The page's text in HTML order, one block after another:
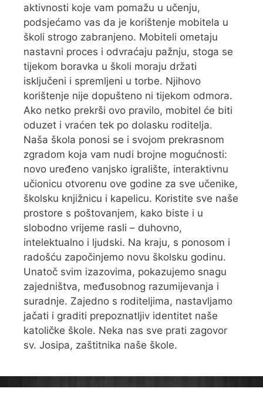
aktivnosti koje vam pomažu u učenju,
podsjećamo vas da je korištenje mobitela u
školi strogo zabranjeno. Mobiteli ometaju
nastavni proces i odvraćaju pažnju, stoga se
tijekom boravka u školi moraju držati
isključeni i spremljeni u torbe. Njihovo
korištenje nije dopušteno ni tijekom odmora.
Ako netko prekrši ovo pravilo, mobitel će biti
oduzet i vraćen tek po dolasku roditelja.
Naša škola ponosi se i svojom prekrasnom
zgradom koja vam nudi brojne mogućnosti:
novo uređeno vanjsko igralište, interaktivnu
učionicu otvorenu ove godine za sve učenike,
školsku knjižnicu i kapelicu. Koristite sve naše
prostore s poštovanjem, kako biste i u
slobodno vrijeme rasli – duhovno,
intelektualno i ljudski. Na kraju, s ponosom i
radošću započinjemo novu školsku godinu.
Unatoč svim izazovima, pokazujemo snagu
zajedništva, međusobnog razumijevanja i
suradnje. Zajedno s roditeljima, nastavljamo
jačati i graditi prepoznatljiv identitet naše
katoličke škole. Neka nas sve prati zagovor
sv. Josipa, zaštitnika naše škole.